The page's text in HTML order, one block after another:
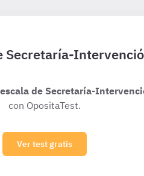
Secretaría-
de Secretaría-
con OpositaTest.
Ver test gratis